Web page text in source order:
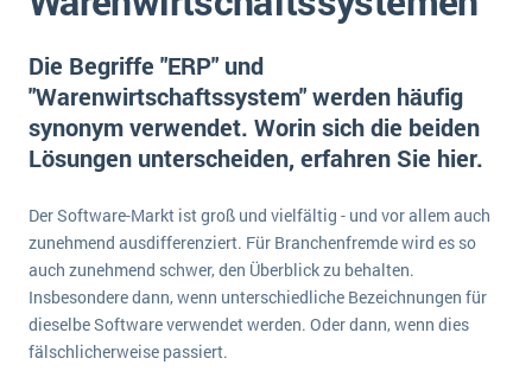
Vergleich
Auswahl
Einführung
Auswertung
Service und Wartung
E-commerce
Einzelhandel
Finanzen
Grosshandel
Handel
Handwerk
Health Care
IKT
Installation
Landwirtschaft
Die 4 Komponenten eines CRM-Systems
Was ist Data Mining? - Ein Leitfaden für Unternehmen
Mehr über ERP-Software
ERP Wissenszentrum
Über uns
DSGVO/GDPR
Impressum
Die Begriffe "ERP" und
"Warenwirtschaftssystem" werden häufig
synonym verwendet. Worin sich die beiden
Lösungen unterscheiden, erfahren Sie hier.
Der Software-Markt ist groß und vielfältig - und vor allem auch
zunehmend ausdifferenziert. Für Branchenfremde wird es so
auch zunehmend schwer, den Überblick zu behalten.
Insbesondere dann, wenn unterschiedliche Bezeichnungen für
dieselbe Software verwendet werden. Oder dann, wenn dies
fälschlicherweise passiert.